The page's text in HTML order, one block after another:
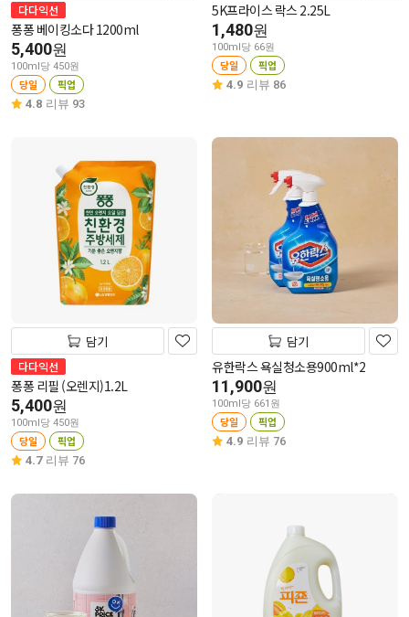
다다익선
퐁퐁 베이킹소다 1200ml
5,400원
100ml당 450원
당일 픽업
4.8 리뷰 93
5K프라이스 락스 2.25L
1,480원
100ml당 66원
당일 픽업
4.9 리뷰 86
담기
다다익선
퐁퐁 리필 (오렌지)1.2L
5,400원
100ml당 450원
당일 픽업
4.7 리뷰 76
담기
유한락스 욕실청소용900ml*2
11,900원
100ml당 661원
당일 픽업
4.9 리뷰 76